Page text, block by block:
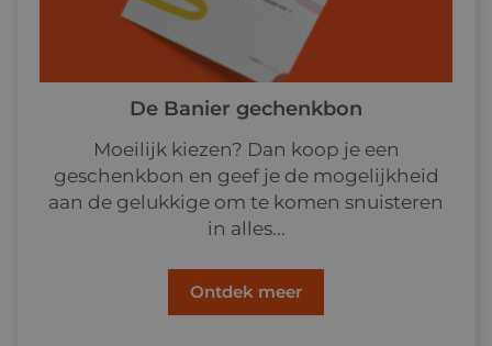
De Banier gechenkbon
Moeilijk kiezen? Dan koop je een
geschenkbon en geef je de mogelijkheid
aan de gelukkige om te komen snuisteren
in alles...
Ontdek meer